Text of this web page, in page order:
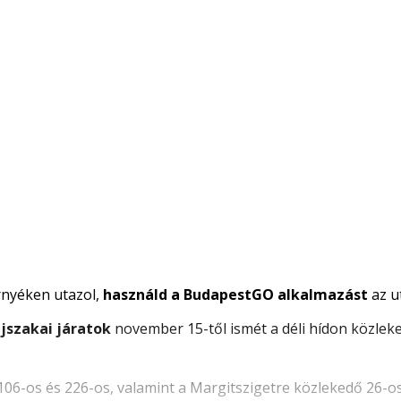
utazol, használd a BudapestGO alkalmazást az
járatoknovember 15-től ismét a déli hídon
os és 226-os, valamint a Margitszigetre közlekedő